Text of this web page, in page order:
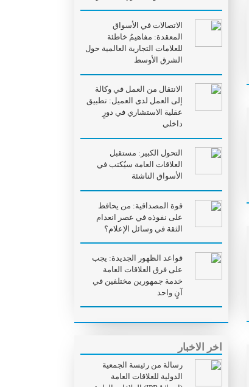
الاتصالات في الأسواق
المعقدة: مفاهيمُ خاطئة
للعلامات التجارية العالمية حول
الشرق الأوسط
الانتقال من العمل في وكالة
إلى العمل لدى العميل: تطبيق
عقلية الاستشاري في دورٍ
داخلي
التحول الكبير: مستقبل
العلاقات العامة سيُكتب في
الأسواق الناشئة
قوة المصداقية: من يحافظ
على نفوذه في عصر انعدام
الثقة في وسائل الإعلام؟
قواعد الظهور الجديدة: يجب
على فرق العلاقات العامة
خدمة جمهورين مختلفين في
آنٍ واحد
اخر الاخبار
رسالة من رئيسة الجمعية
الدولية للعلاقات العامة